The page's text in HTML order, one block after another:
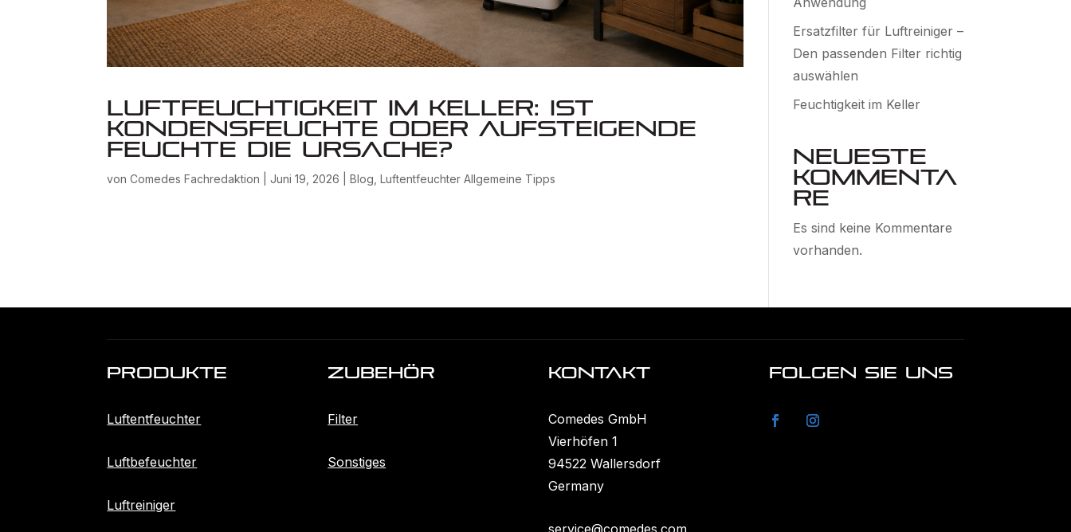
Luftfeuchtigkeit im Keller: Ist
Kondensfeuchte oder aufsteigende
Feuchte die Ursache?
vonComedes Fachredaktion |Juni 19, 2026 |Blog ,Luftentfeuchter Allgemeine Tipps
Ersatzfilter für Luftreiniger –
Den passenden Filter richtig
auswählen
Feuchtigkeit im Keller
Neueste
Kommenta
re
Es sind keine Kommentare
vorhanden.
Produkte
Luftentfeuchter
Luftbefeuchter
Luftreiniger
ZubehöR
Filter
Sonstiges
KONTAKT
Comedes GmbH
Vierhöfen 1
94522 Wallersdorf
Germany
FOLGEN SIE UNS